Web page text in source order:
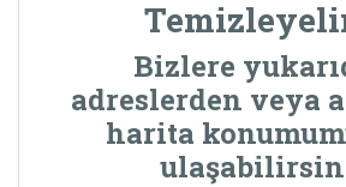
Bizlere
adreslerden veya
harita